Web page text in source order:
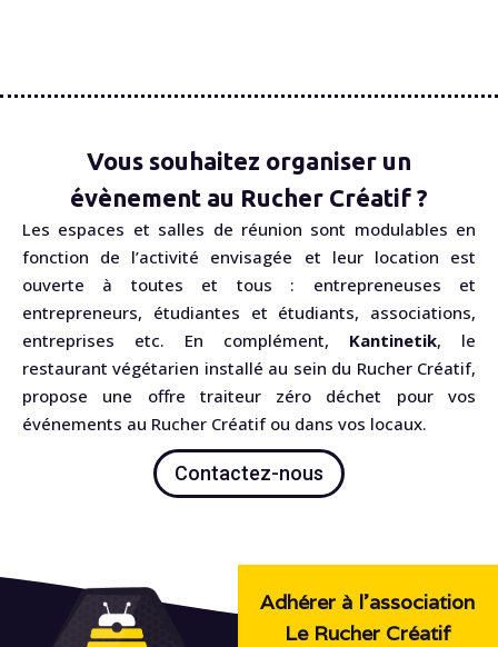
Vous souhaitez organiser un
évènement au Rucher Créatif ?
Les espaces et salles de réunion sont modulables en
fonction de l’activité envisagée et leur location est
ouverte à toutes et tous : entrepreneuses et
entrepreneurs, étudiantes et étudiants, associations,
entreprises etc. En complément, Kantinetik, le
restaurant végétarien installé au sein du Rucher Créatif,
propose une offre traiteur zéro déchet pour vos
événements au Rucher Créatif ou dans vos locaux.
Contactez-nous
Adhérer à l'association
Le Rucher Créatif